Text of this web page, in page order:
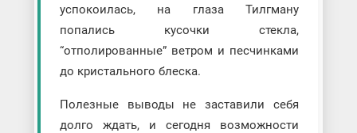
успокоилась, на глаза Тилгману
попались кусочки стекла,
“отполированные” ветром и песчинками
до кристального блеска.
Полезные выводы не заставили себя
долго ждать, и сегодня возможности